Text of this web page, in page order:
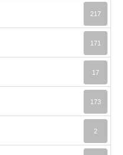
217
171
17
173
2